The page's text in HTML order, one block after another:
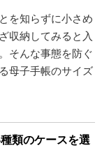
を知らずに小さめ
収納してみると入
そんな事態を防ぐ
母子手帳のサイズ
類のケースを選